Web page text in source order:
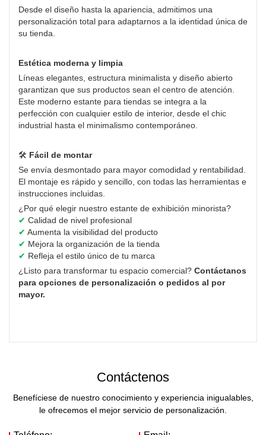
Desde el diseño hasta la apariencia, admitimos una
personalización total para adaptarnos a la identidad única de
su tienda.
Estética moderna y limpia
Líneas elegantes, estructura minimalista y diseño abierto
garantizan que sus productos sean el centro de atención.
Este moderno estante para tiendas se integra a la
perfección con cualquier estilo de interior, desde el chic
industrial hasta el minimalismo contemporáneo.
🛠️ Fácil de montar
Se envía desmontado para mayor comodidad y rentabilidad.
El montaje es rápido y sencillo, con todas las herramientas e
instrucciones incluidas.
¿Por qué elegir nuestro estante de exhibición minorista?
✔ Calidad de nivel profesional
✔ Aumenta la visibilidad del producto
✔ Mejora la organización de la tienda
✔ Refleja el estilo único de tu marca
¿Listo para transformar tu espacio comercial? Contáctanos
para opciones de personalización o pedidos al por
mayor.
Contáctenos
Benefíciese de nuestro conocimiento y experiencia inigualables,
le ofrecemos el mejor servicio de personalización.